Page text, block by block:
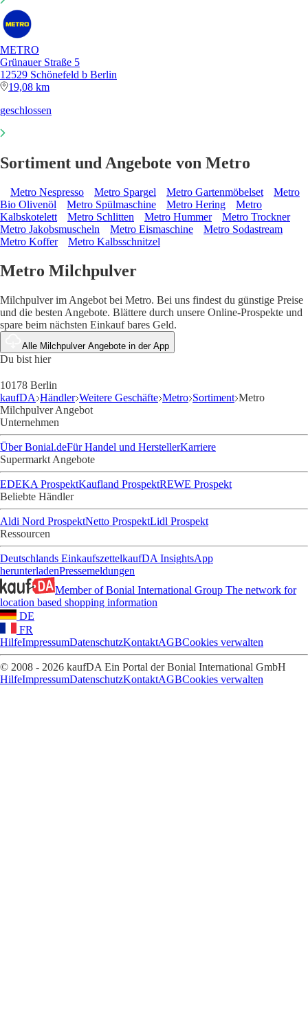
METRO
Grünauer Straße 5
12529 Schönefeld b Berlin
19,08 km
geschlossen
Sortiment und Angebote von Metro
Metro Nespresso Metro Spargel Metro Gartenmöbelset
Metro
Bio Olivenöl
Metro Spülmaschine Metro Hering
Metro
Kalbskotelett
Metro Schlitten Metro Hummer
Metro Trockner
Metro Jakobsmuscheln
Metro Eismaschine
Metro Sodastream
Metro Koffer
Metro Kalbsschnitzel
Metro Milchpulver
Milchpulver im Angebot bei Metro. Bei uns findest du günstige Preise
und die besten Angebote. Blättere durch unsere Online-Prospekte und
spare beim nächsten Einkauf bares Geld.
Alle Milchpulver Angebote in der App
Du bist hier
10178 Berlin
kaufDA Händler Weitere Geschäfte Metro Sortiment Metro
Milchpulver Angebot
Unternehmen
Über Bonial.deFür Handel und HerstellerKarriere
Supermarkt Angebote
EDEKA ProspektKaufland ProspektREWE Prospekt
Beliebte Händler
Aldi Nord ProspektNetto ProspektLidl Prospekt
Ressourcen
Deutschlands EinkaufszettelkaufDA InsightsApp
herunterladenPressemeldungen
Member of Bonial International Group The network for
location based shopping information
DE
FR
HilfeImpressumDatenschutzKontaktAGBCookies verwalten
© 2008 - 2026 kaufDA Ein Portal der Bonial International GmbH
HilfeImpressumDatenschutzKontaktAGBCookies verwalten